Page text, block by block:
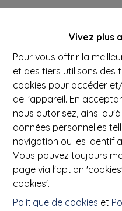
Vivez plus
Pour vous offrir la
et des tiers utilisons des
cookies pour accéder
de l'appareil. En
nous autorisez, ainsi
données personnelles
navigation ou les
Vous pouvez toujours
page via l'option
cookies'.
Politique de cookies et
Sympathique maison,
immédiat de la ville, 2
récente salle de
véritable douche à
séjour, cave, remise,
constructible possibilité
plusieurs voitures, jardin
central au gaz de ville
double vitrage, Score
unique
contractuels.